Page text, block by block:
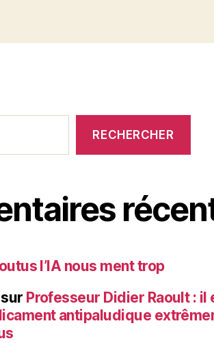
RECHERCHER
l’IA nous ment trop
sur Professeur Didier Raoult : il
antipaludique